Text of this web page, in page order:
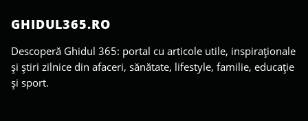
GHIDUL365.RO
Descoperă Ghidul 365: portal cu articole utile, inspiraționale
și știri zilnice din afaceri, sănătate, lifestyle, familie, educație
și sport.